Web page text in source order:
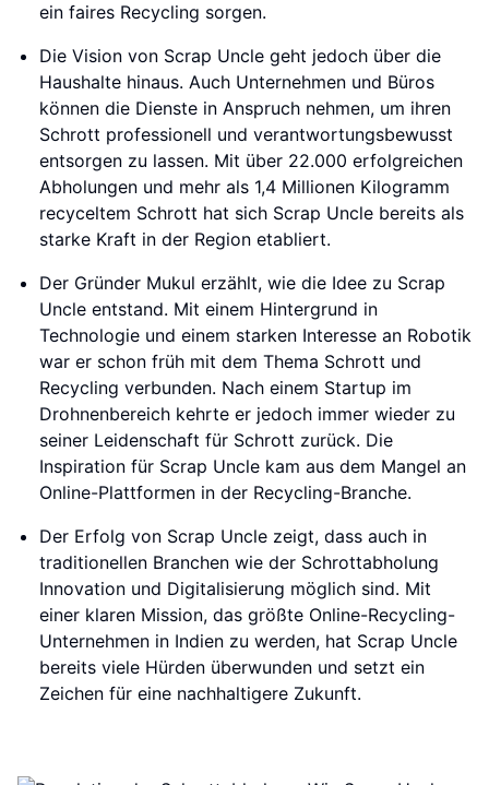
ein faires Recycling sorgen.
Die Vision von Scrap Uncle geht jedoch über die
Haushalte hinaus. Auch Unternehmen und Büros
können die Dienste in Anspruch nehmen, um ihren
Schrott professionell und verantwortungsbewusst
entsorgen zu lassen. Mit über 22.000 erfolgreichen
Abholungen und mehr als 1,4 Millionen Kilogramm
recyceltem Schrott hat sich Scrap Uncle bereits als
starke Kraft in der Region etabliert.
Der Gründer Mukul erzählt, wie die Idee zu Scrap
Uncle entstand. Mit einem Hintergrund in
Technologie und einem starken Interesse an Robotik
war er schon früh mit dem Thema Schrott und
Recycling verbunden. Nach einem Startup im
Drohnenbereich kehrte er jedoch immer wieder zu
seiner Leidenschaft für Schrott zurück. Die
Inspiration für Scrap Uncle kam aus dem Mangel an
Online-Plattformen in der Recycling-Branche.
Der Erfolg von Scrap Uncle zeigt, dass auch in
traditionellen Branchen wie der Schrottabholung
Innovation und Digitalisierung möglich sind. Mit
einer klaren Mission, das größte Online-Recycling-
Unternehmen in Indien zu werden, hat Scrap Uncle
bereits viele Hürden überwunden und setzt ein
Zeichen für eine nachhaltigere Zukunft.